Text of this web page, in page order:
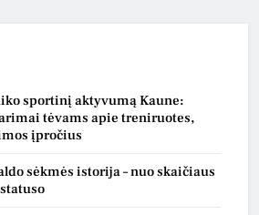
sportinį aktyvumą Kaune:
tėvams apie treniruotes,
įpročius
sėkmės istorija – nuo skaičiaus